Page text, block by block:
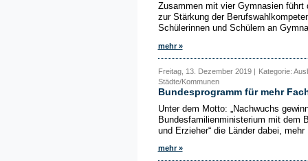
Zusammen mit vier Gymnasien führt
zur Stärkung der
Schülerinnen und Schülern an
mehr »
Freitag, 13. Dezember 2019 | Kategorie:
Städte/Kommunen
Bundesprogramm für mehr
Unter dem Motto: „Nachwuchs
Bundesfamilienministerium mit dem
und Erzieher“ die Länder dabei,
mehr »